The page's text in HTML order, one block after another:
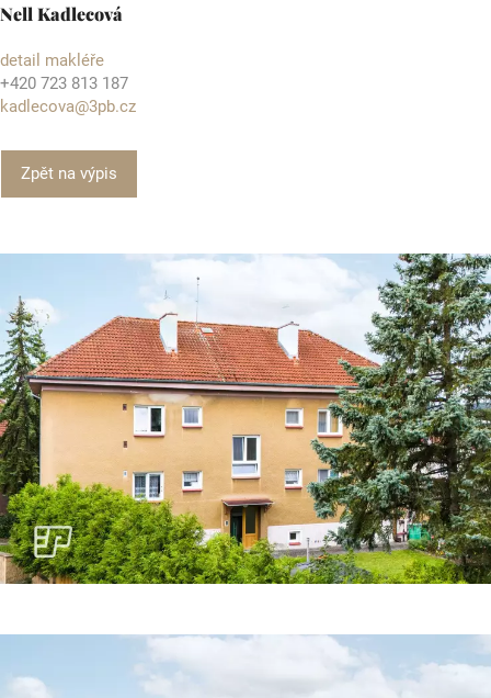
Nell Kadlecová
detail makléře
+420 723 813 187
kadlecova@3pb.cz
Zpět na výpis